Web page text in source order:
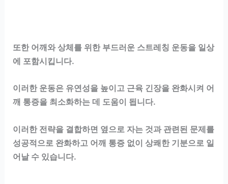
또한 어깨와 상체를 위한 부드러운 스트레칭 운동을 일상
에 포함시킵니다.
이러한 운동은 유연성을 높이고 근육 긴장을 완화시켜 어
깨 통증을 최소화하는 데 도움이 됩니다.
이러한 전략을 결합하면 옆으로 자는 것과 관련된 문제를
성공적으로 완화하고 어깨 통증 없이 상쾌한 기분으로 일
어날 수 있습니다.